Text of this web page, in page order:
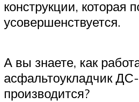
конструкции, которая
усовершенствуется.
А вы знаете, как
асфальтоукладчик
производится?